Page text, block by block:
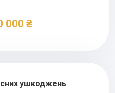
000 ₴
ушкоджень